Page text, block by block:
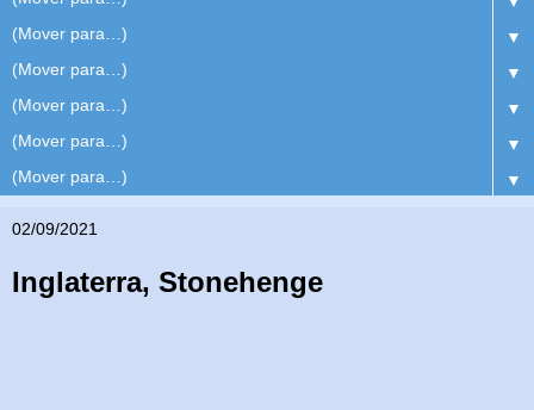
▼
▼
▼
▼
▼
02/09/2021
Inglaterra, Stonehenge